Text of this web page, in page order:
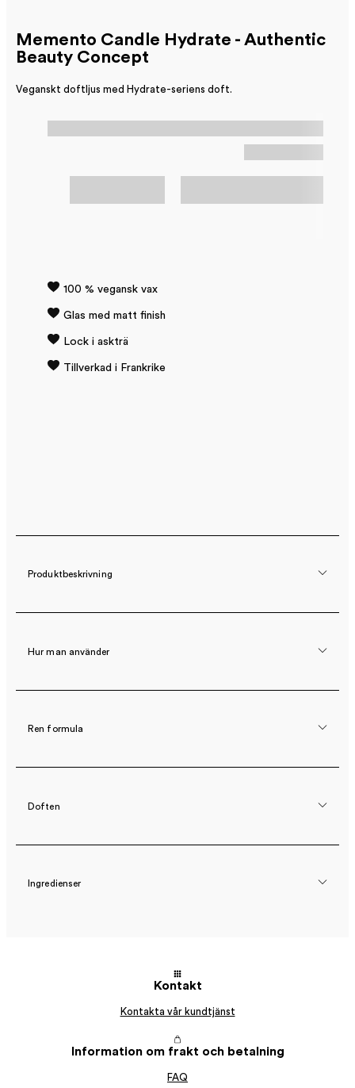
Memento Candle Hydrate - Authentic
Beauty Concept
Veganskt doftljus med Hydrate-seriens doft.
100 % vegansk vax
Glas med matt finish
Lock i askträ
Tillverkad i Frankrike
Produktbeskrivning
Hur man använder
Ren formula
Doften
Ingredienser
Information om frakt och betalning
FAQ
Kontakt
Kontakta vår kundtjänst